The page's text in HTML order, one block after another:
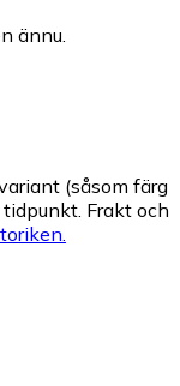
ännu.
(såsom färg
Frakt och